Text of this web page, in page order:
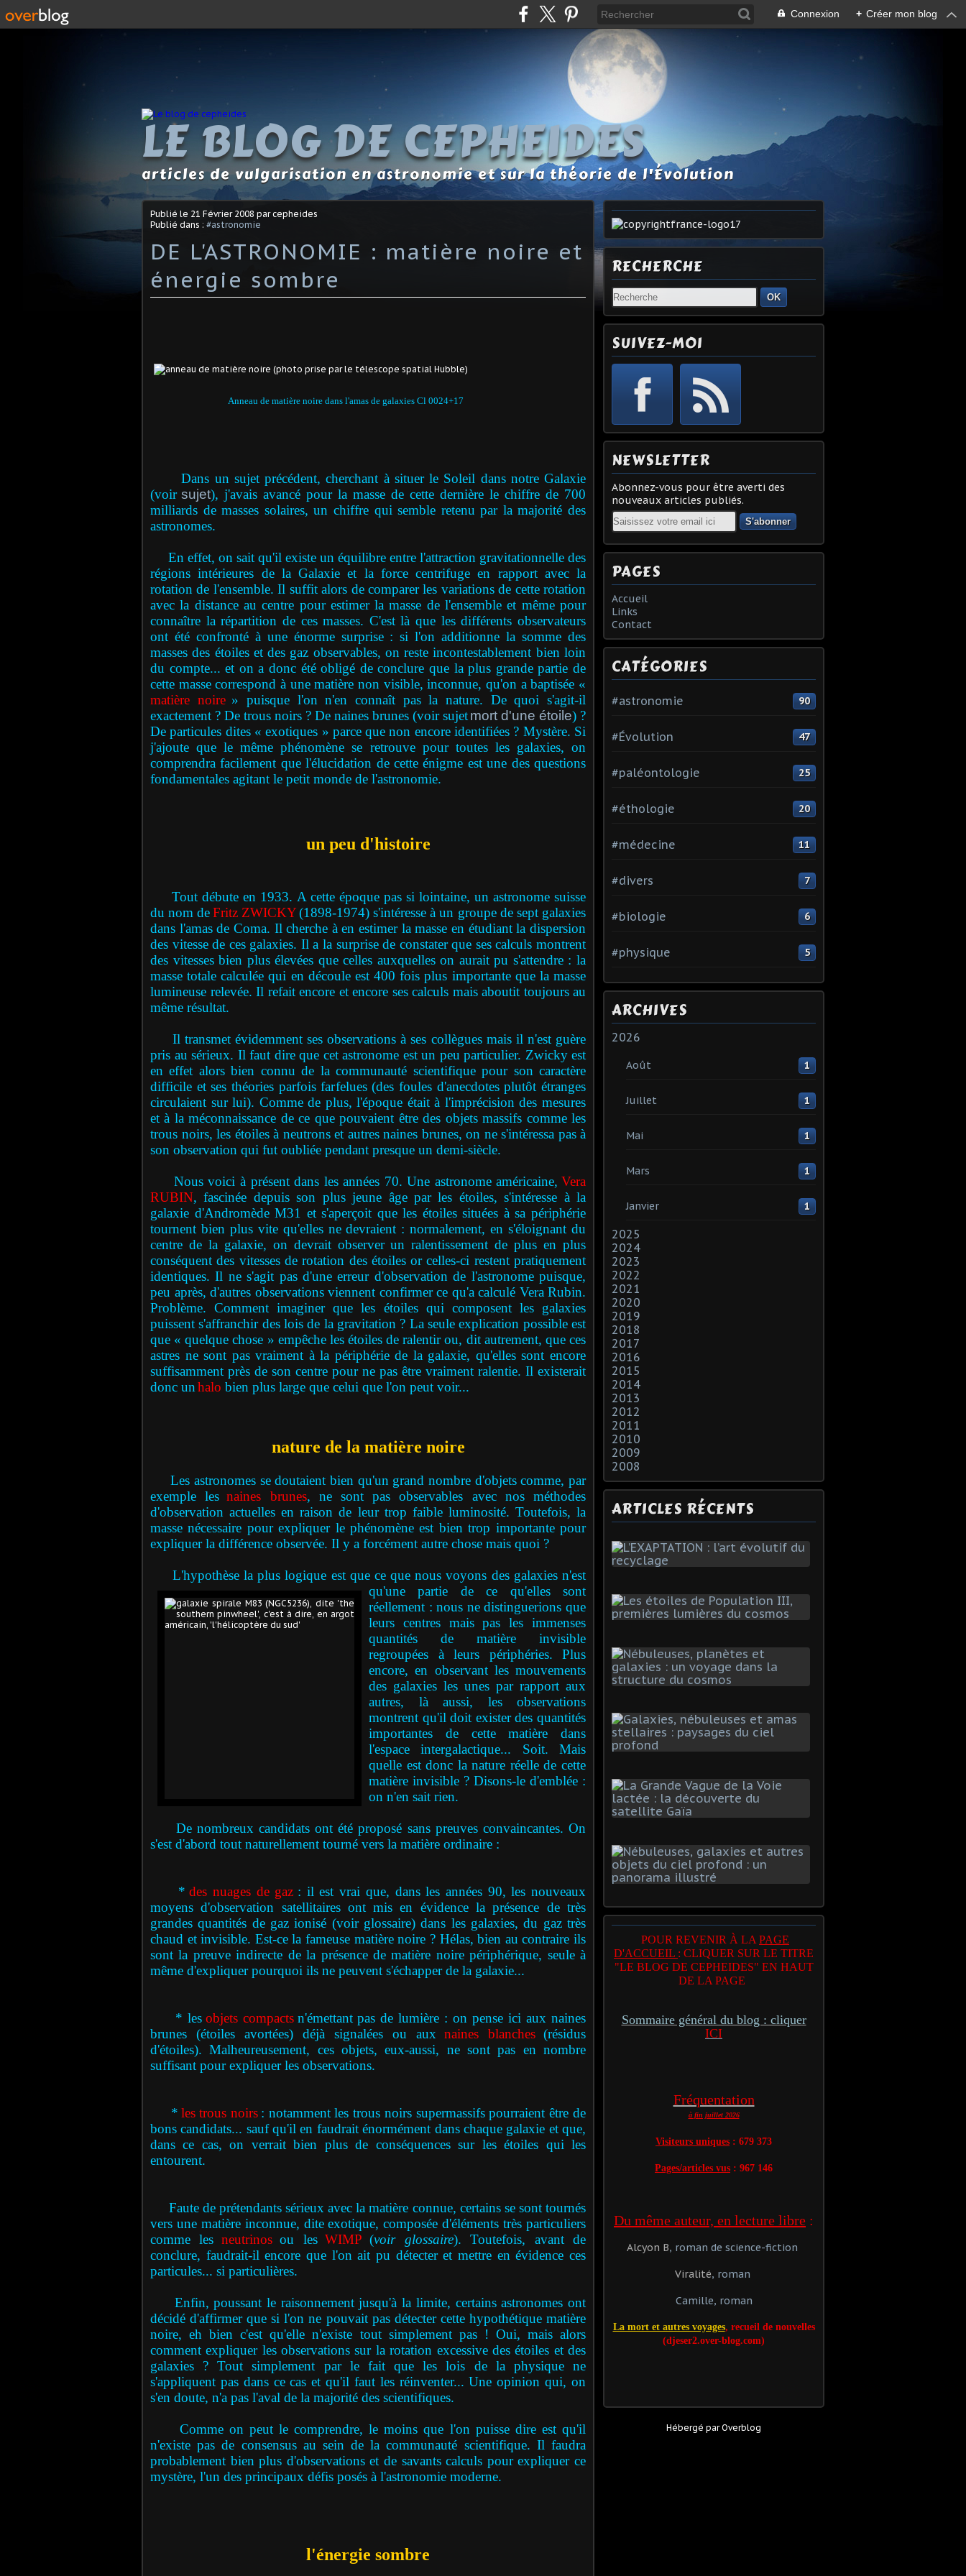
Connexion + Créer mon blog
LE BLOG DE CEPHEIDES
articles de vulgarisation en astronomie et sur la théorie de l'Évolution
Publié le 21 Février 2008 par cepheides
Publié dans : #astronomie
DE L'ASTRONOMIE : matière noire et
énergie sombre
Anneau de matière noire dans l'amas de galaxies Cl 0024+17
Dans un sujet précédent, cherchant à situer le Soleil dans notre Galaxie
(voir sujet), j'avais avancé pour la masse de cette dernière le chiffre de 700
milliards de masses solaires, un chiffre qui semble retenu par la majorité des
astronomes.
En effet, on sait qu'il existe un équilibre entre l'attraction gravitationnelle des
régions intérieures de la Galaxie et la force centrifuge en rapport avec la
rotation de l'ensemble. Il suffit alors de comparer les variations de cette rotation
avec la distance au centre pour estimer la masse de l'ensemble et même pour
connaître la répartition de ces masses. C'est là que les différents observateurs
ont été confronté à une énorme surprise : si l'on additionne la somme des
masses des étoiles et des gaz observables, on reste incontestablement bien loin
du compte... et on a donc été obligé de conclure que la plus grande partie de
cette masse correspond à une matière non visible, inconnue, qu'on a baptisée «
matière noire » puisque l'on n'en connaît pas la nature. De quoi s'agit-il
exactement ? De trous noirs ? De naines brunes (voir sujetmort d'une étoile) ?
De particules dites « exotiques » parce que non encore identifiées ? Mystère. Si
j'ajoute que le même phénomène se retrouve pour toutes les galaxies, on
comprendra facilement que l'élucidation de cette énigme est une des questions
fondamentales agitant le petit monde de l'astronomie.
un peu d'histoire
Tout débute en 1933. A cette époque pas si lointaine, un astronome suisse
du nom deFritz ZWICKY(1898-1974) s'intéresse à un groupe de sept galaxies
dans l'amas de Coma. Il cherche à en estimer la masse en étudiant la dispersion
des vitesse de ces galaxies. Il a la surprise de constater que ses calculs montrent
des vitesses bien plus élevées que celles auxquelles on aurait pu s'attendre : la
masse totale calculée qui en découle est 400 fois plus importante que la masse
lumineuse relevée. Il refait encore et encore ses calculs mais aboutit toujours au
même résultat.
Il transmet évidemment ses observations à ses collègues mais il n'est guère
pris au sérieux. Il faut dire que cet astronome est un peu particulier. Zwicky est
en effet alors bien connu de la communauté scientifique pour son caractère
difficile et ses théories parfois farfelues (des foules d'anecdotes plutôt étranges
circulaient sur lui). Comme de plus, l'époque était à l'imprécision des mesures
et à la méconnaissance de ce que pouvaient être des objets massifs comme les
trous noirs, les étoiles à neutrons et autres naines brunes, on ne s'intéressa pas à
son observation qui fut oubliée pendant presque un demi-siècle.
Nous voici à présent dans les années 70. Une astronome américaine, Vera
RUBIN, fascinée depuis son plus jeune âge par les étoiles, s'intéresse à la
galaxie d'Andromède M31 et s'aperçoit que les étoiles situées à sa périphérie
tournent bien plus vite qu'elles ne devraient : normalement, en s'éloignant du
centre de la galaxie, on devrait observer un ralentissement de plus en plus
conséquent des vitesses de rotation des étoiles or celles-ci restent pratiquement
identiques. Il ne s'agit pas d'une erreur d'observation de l'astronome puisque,
peu après, d'autres observations viennent confirmer ce qu'a calculé Vera Rubin.
Problème. Comment imaginer que les étoiles qui composent les galaxies
puissent s'affranchir des lois de la gravitation ? La seule explication possible est
que « quelque chose » empêche les étoiles de ralentir ou, dit autrement, que ces
astres ne sont pas vraiment à la périphérie de la galaxie, qu'elles sont encore
suffisamment près de son centre pour ne pas être vraiment ralentie. Il existerait
donc unhalo bien plus large que celui que l'on peut voir...
nature de la matière noire
Les astronomes se doutaient bien qu'un grand nombre d'objets comme, par
exemple les naines brunes, ne sont pas observables avec nos méthodes
d'observation actuelles en raison de leur trop faible luminosité. Toutefois, la
masse nécessaire pour expliquer le phénomène est bien trop importante pour
expliquer la différence observée. Il y a forcément autre chose mais quoi ?
L'hypothèse la plus logique est que ce que nous voyons des galaxies n'est
qu'une partie de ce qu'elles sont
réellement : nous ne distinguerions que
leurs centres mais pas les immenses
quantités de matière invisible
regroupées à leurs périphéries. Plus
encore, en observant les mouvements
des galaxies les unes par rapport aux
autres, là aussi, les observations
montrent qu'il doit exister des quantités
importantes de cette matière dans
l'espace intergalactique... Soit. Mais
quelle est donc la nature réelle de cette
matière invisible ? Disons-le d'emblée :
on n'en sait rien.
De nombreux candidats ont été proposé sans preuves convaincantes. On
s'est d'abord tout naturellement tourné vers la matière ordinaire :
* des nuages de gaz : il est vrai que, dans les années 90, les nouveaux
moyens d'observation satellitaires ont mis en évidence la présence de très
grandes quantités de gaz ionisé (voir glossaire) dans les galaxies, du gaz très
chaud et invisible. Est-ce la fameuse matière noire ? Hélas, bien au contraire ils
sont la preuve indirecte de la présence de matière noire périphérique, seule à
même d'expliquer pourquoi ils ne peuvent s'échapper de la galaxie...
* les objets compacts n'émettant pas de lumière : on pense ici aux naines
brunes (étoiles avortées) déjà signalées ou aux naines blanches (résidus
d'étoiles). Malheureusement, ces objets, eux-aussi, ne sont pas en nombre
suffisant pour expliquer les observations.
* les trous noirs : notamment les trous noirs supermassifs pourraient être de
bons candidats... sauf qu'il en faudrait énormément dans chaque galaxie et que,
dans ce cas, on verrait bien plus de conséquences sur les étoiles qui les
entourent.
Faute de prétendants sérieux avec la matière connue, certains se sont tournés
vers une matière inconnue, dite exotique, composée d'éléments très particuliers
comme les neutrinos ou les WIMP (voir glossaire). Toutefois, avant de
conclure, faudrait-il encore que l'on ait pu détecter et mettre en évidence ces
particules... si particulières.
Enfin, poussant le raisonnement jusqu'à la limite, certains astronomes ont
décidé d'affirmer que si l'on ne pouvait pas détecter cette hypothétique matière
noire, eh bien c'est qu'elle n'existe tout simplement pas ! Oui, mais alors
comment expliquer les observations sur la rotation excessive des étoiles et des
galaxies ? Tout simplement par le fait que les lois de la physique ne
s'appliquent pas dans ce cas et qu'il faut les réinventer... Une opinion qui, on
s'en doute, n'a pas l'aval de la majorité des scientifiques.
Comme on peut le comprendre, le moins que l'on puisse dire est qu'il
n'existe pas de consensus au sein de la communauté scientifique. Il faudra
probablement bien plus d'observations et de savants calculs pour expliquer ce
mystère, l'un des principaux défis posés à l'astronomie moderne.
l'énergie sombre
RECHERCHE
OK
SUIVEZ-MOI
NEWSLETTER
Abonnez-vous pour être averti des
nouveaux articles publiés.
Email
PAGES
Accueil
Links
Contact
CATÉGORIES
#astronomie 90
#Évolution 47
#paléontologie 25
#éthologie 20
#médecine 11
#divers 7
#biologie 6
#physique 5
ARCHIVES
2026
Août 1
Juillet 1
Mai 1
Mars 1
Janvier 1
2025
2024
2023
2022
2021
2020
2019
2018
2017
2016
2015
2014
2013
2012
2011
2010
2009
2008
ARTICLES RÉCENTS
POUR REVENIR À LA PAGE
D'ACCUEIL : CLIQUER SUR LE TITRE
"LE BLOG DE CEPHEIDES" EN HAUT
DE LA PAGE
Sommaire général du blog : cliquer
ICI
Fréquentation
à fin juillet 2026
Visiteurs uniques : 679 373
Pages/articles vus : 967 146
Du même auteur, en lecture libre :
Alcyon B, roman de science-fiction
Viralité, roman
Camille, roman
La mort et autres voyages, recueil de nouvelles
(djeser2.over-blog.com)
Hébergé parOverblog